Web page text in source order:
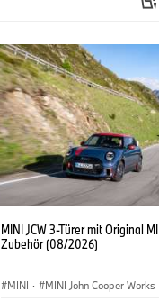
MINI JCW 3-Türer mit Original
Zubehör (08/2026)
MINI · MINI John Cooper Works